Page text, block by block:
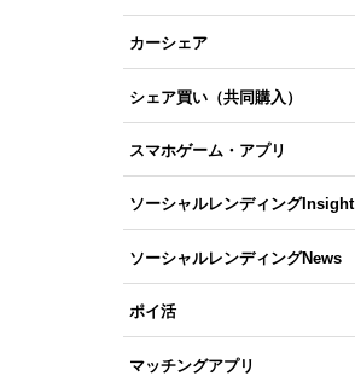
カーシェア
シェア買い（共同購入）
スマホゲーム・アプリ
ソーシャルレンディングInsight
ソーシャルレンディングNews
ポイ活
マッチングアプリ